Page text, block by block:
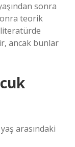
sonra
teorik
ancak bunlar
arasındaki